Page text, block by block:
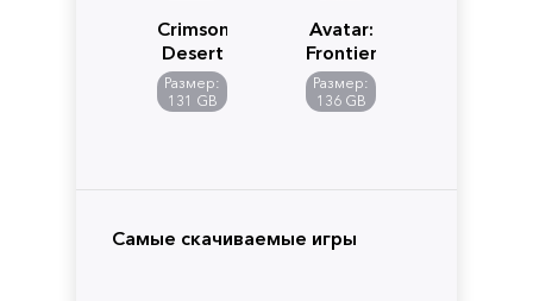
Crimson
Desert
Размер:
131 GB
Avatar:
Frontiers
of
Pandora
Размер:
136 GB
Самые скачиваемые игры